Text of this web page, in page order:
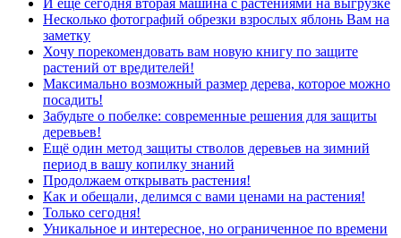
И ещё сегодня вторая машина с растениями на выгрузке
Несколько фотографий обрезки взрослых яблонь Вам на
заметку
Хочу порекомендовать вам новую книгу по защите
растений от вредителей!
Максимально возможный размер дерева, которое можно
посадить!
Забудьте о побелке: современные решения для защиты
деревьев!
Ещё один метод защиты стволов деревьев на зимний
период в вашу копилку знаний
Продолжаем открывать растения!
Как и обещали, делимся с вами ценами на растения!
Только сегодня!
Уникальное и интересное, но ограниченное по времени